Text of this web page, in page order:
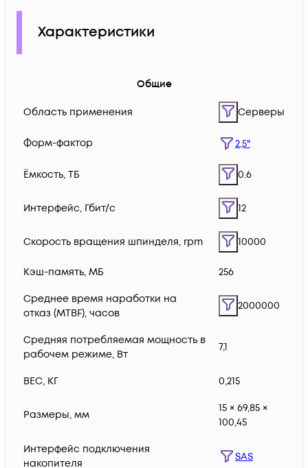
Характеристики
Общие
Область применения Серверы
Форм-фактор 2,5"
Ëмкость, ТБ 0.6
Интерфейс, Гбит/с 12
Скорость вращения шпинделя, rpm 10000
Кэш-память, МБ 256
Среднее время наработки на
отказ (MTBF), часов
2000000
Средняя потребляемая мощность в
рабочем режиме, Вт
7,1
ВЕС, КГ 0,215
Размеры, мм
15 × 69,85 ×
100,45
Интерфейс подключения
накопителя
SAS